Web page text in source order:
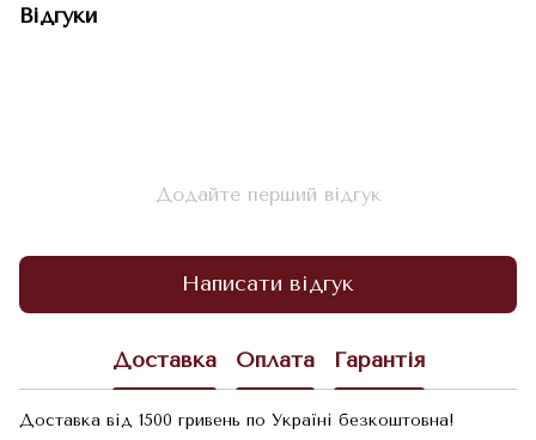
Відгуки
Додайте перший відгук
Написати відгук
Доставка Оплата Гарантія
Доставка від 1500 гривень по Україні безкоштовна!